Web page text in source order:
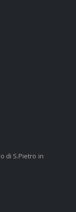
di S.Pietro in